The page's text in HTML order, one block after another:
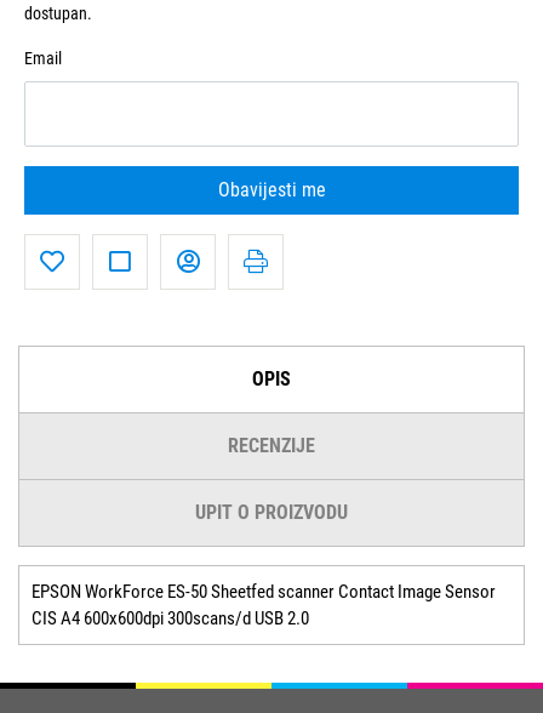
dostupan.
Email
Obavijesti me
OPIS
RECENZIJE
UPIT O PROIZVODU
EPSON WorkForce ES-50 Sheetfed scanner Contact Image Sensor
CIS A4 600x600dpi 300scans/d USB 2.0